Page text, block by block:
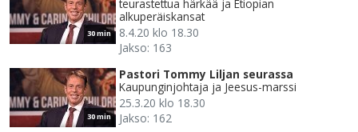
30 min
teurastettua härkää ja Etiopian
alkuperäiskansat
8.4.20 klo 18.30
Jakso: 163
30 min
Pastori Tommy Liljan seurassa
Kaupunginjohtaja ja Jeesus-marssi
25.3.20 klo 18.30
Jakso: 162